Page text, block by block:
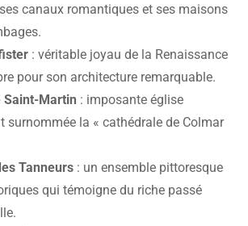
canaux romantiques et ses maisons
: véritable joyau de la Renaissance
pour son architecture remarquable.
Saint-Martin : imposante église
surnommée la « cathédrale de Colmar
Tanneurs : un ensemble pittoresque
qui témoigne du riche passé